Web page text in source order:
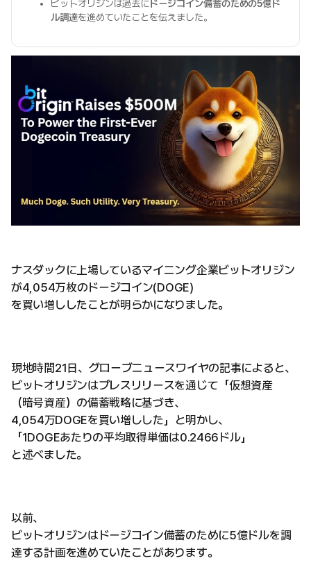
ビットオリジンは過去にドージコイン備蓄のための5億ド
ル調達を進めていたことを伝えました。
ナスダックに上場しているマイニング企業ビットオリジン
が4,054万枚のドージコイン(DOGE)
を買い増ししたことが明らかになりました。
現地時間21日、グローブニュースワイヤの記事によると、
ビットオリジンはプレスリリースを通じて「仮想資産
（暗号資産）の備蓄戦略に基づき、
4,054万DOGEを買い増しした」と明かし、
「1DOGEあたりの平均取得単価は0.2466ドル」
と述べました。
以前、
ビットオリジンはドージコイン備蓄のために5億ドルを調
達する計画を進めていたことがあります。